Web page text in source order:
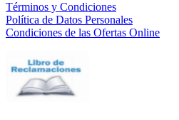
Términos y Condiciones
Política de Datos Personales
Condiciones de las Ofertas Online